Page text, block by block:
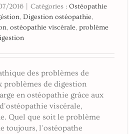
2016 Catégories : Ostéopathie
, Digestion ostéopathie,
, ostéopathie viscérale, problème
des problèmes de
problèmes de digestion
en ostéopathie grâce aux
viscérale,
Quel que soit le problème
toujours, l'ostéopathe